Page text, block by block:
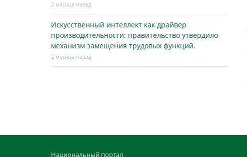
2 месяца назад
Искусственный интеллект как драйвер
производительности: правительство утвердило
механизм замещения трудовых функций.
2 месяца назад
Национальный портал